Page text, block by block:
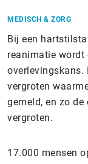
MEDISCH & ZORG
Bij een
reanimatie wordt
overlevingskans.
vergroten
gemeld, en zo
vergroten.
17.000 mensen